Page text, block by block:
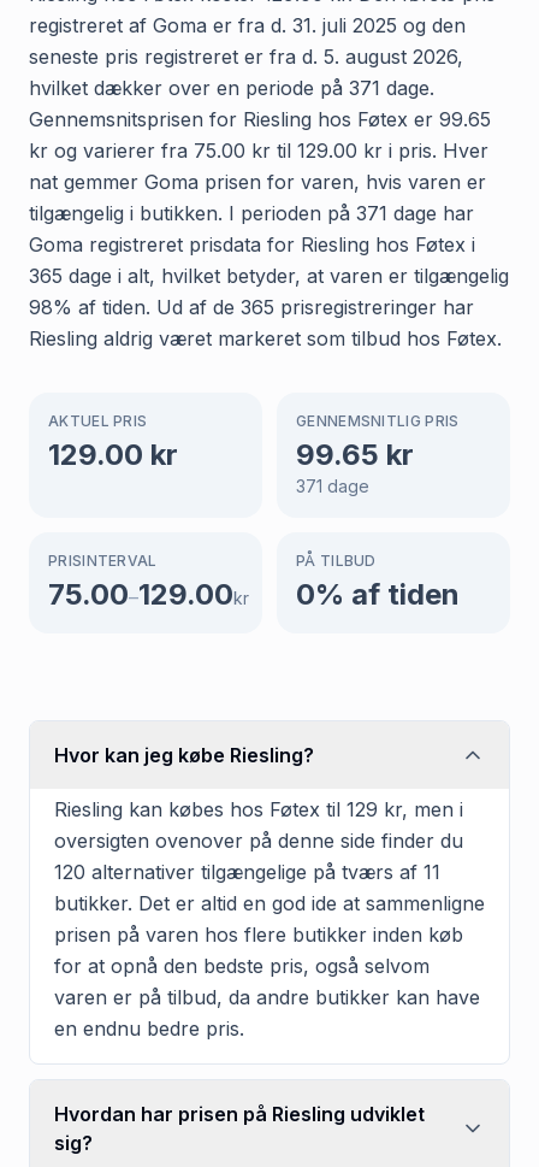
registreret af Goma er fra d. 31. juli 2025 og den
seneste pris registreret er fra d. 5. august 2026,
hvilket dækker over en periode på 371 dage.
Gennemsnitsprisen for Riesling hos Føtex er 99.65
kr og varierer fra 75.00 kr til 129.00 kr i pris. Hver
nat gemmer Goma prisen for varen, hvis varen er
tilgængelig i butikken. I perioden på 371 dage har
Goma registreret prisdata for Riesling hos Føtex i
365 dage i alt, hvilket betyder, at varen er tilgængelig
98% af tiden. Ud af de 365 prisregistreringer har
Riesling aldrig været markeret som tilbud hos Føtex.
AKTUEL PRIS
129.00 kr
GENNEMSNITLIG PRIS
99.65 kr
371 dage
PRISINTERVAL
75.00–129.00kr
PÅ TILBUD
0% af tiden
Hvor kan jeg købe Riesling?
Riesling kan købes hos Føtex til 129 kr, men i
oversigten ovenover på denne side finder du
120 alternativer tilgængelige på tværs af 11
butikker. Det er altid en god ide at sammenligne
prisen på varen hos flere butikker inden køb
for at opnå den bedste pris, også selvom
varen er på tilbud, da andre butikker kan have
en endnu bedre pris.
Hvordan har prisen på Riesling udviklet
sig?